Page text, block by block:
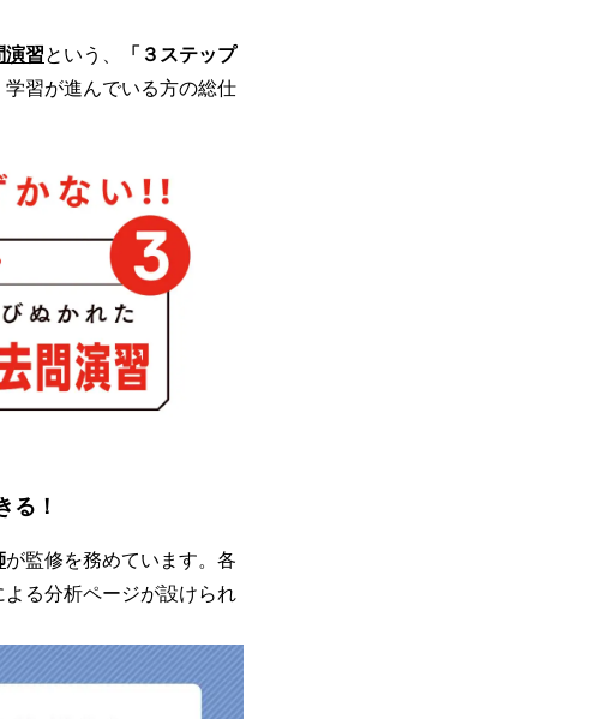
習という、
「３ステップ
習が進んでいる方の総仕
る！
が監修を務めています。各
る分析ページが設けられ